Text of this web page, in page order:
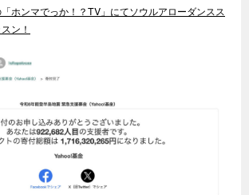
ホンマでっか！？TV」にてソウルアローダンスス
ン！